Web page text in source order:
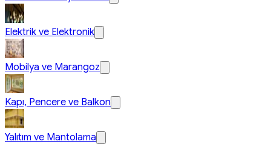
Elektrik ve Elektronik
Mobilya ve Marangoz
Kapı, Pencere ve Balkon
Yalıtım ve Mantolama